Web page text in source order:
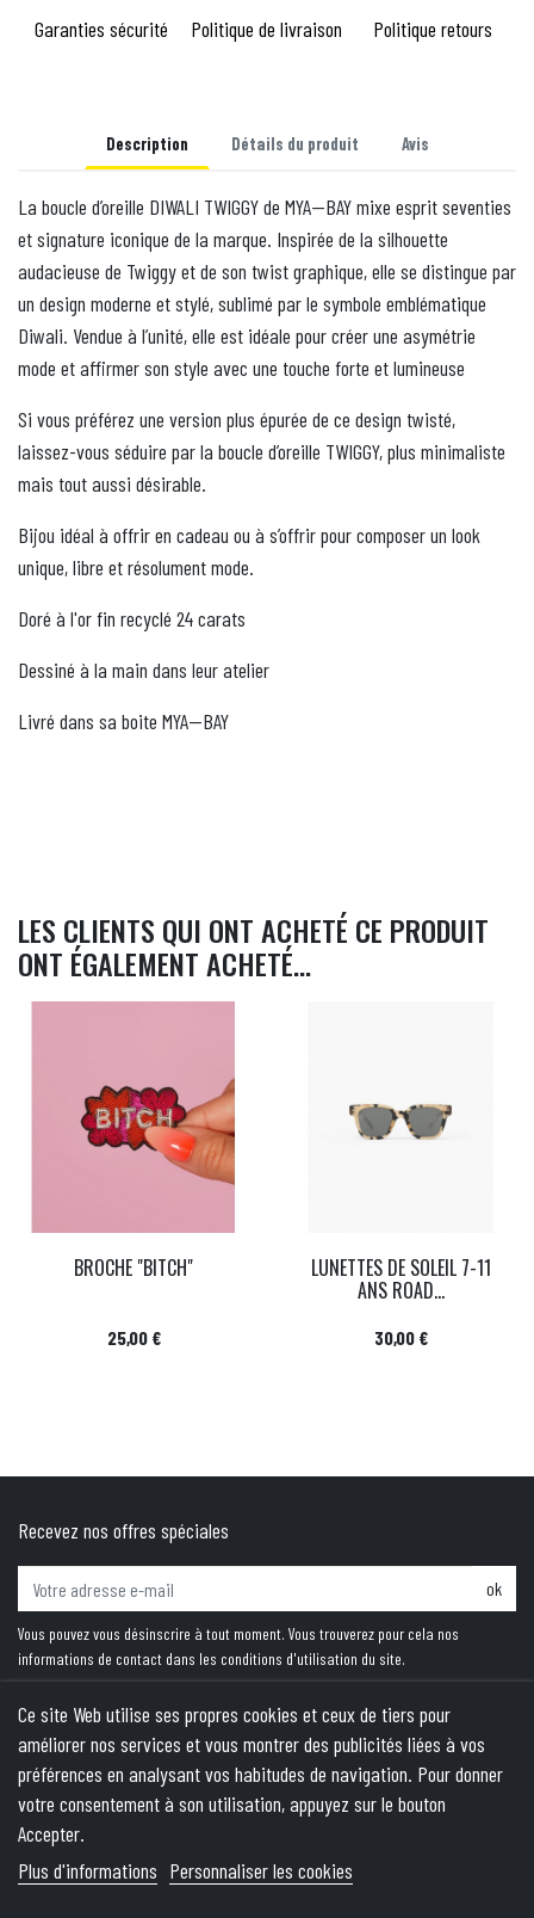
Garanties sécurité Politique de livraison Politique retours
Description Détails du produit Avis
La boucle d’oreille DIWALI TWIGGY de MYA—BAY mixe esprit seventies
et signature iconique de la marque. Inspirée de la silhouette
audacieuse de Twiggy et de son twist graphique, elle se distingue par
un design moderne et stylé, sublimé par le symbole emblématique
Diwali. Vendue à l’unité, elle est idéale pour créer une asymétrie
mode et affirmer son style avec une touche forte et lumineuse
Si vous préférez une version plus épurée de ce design twisté,
laissez-vous séduire par la boucle d’oreille TWIGGY, plus minimaliste
mais tout aussi désirable.
Bijou idéal à offrir en cadeau ou à s’offrir pour composer un look
unique, libre et résolument mode.
Doré à l'or fin recyclé 24 carats
Dessiné à la main dans leur atelier
Livré dans sa boite MYA—BAY
LES CLIENTS QUI ONT ACHETÉ CE PRODUIT
ONT ÉGALEMENT ACHETÉ...
BROCHE "BITCH"
Prix
25,00 €
LUNETTES DE SOLEIL 7-11
ANS ROAD...
Prix
30,00 €
Recevez nos offres spéciales
ok
Vous pouvez vous désinscrire à tout moment. Vous trouverez pour cela nos
informations de contact dans les conditions d'utilisation du site.
PRODUITS
NOTRE SOCIÉTÉ
VOTRE COMPTE
Ce site Web utilise ses propres cookies et ceux de tiers pour
améliorer nos services et vous montrer des publicités liées à vos
préférences en analysant vos habitudes de navigation. Pour donner
votre consentement à son utilisation, appuyez sur le bouton
Accepter.
Plus d'informations Personnaliser les cookies